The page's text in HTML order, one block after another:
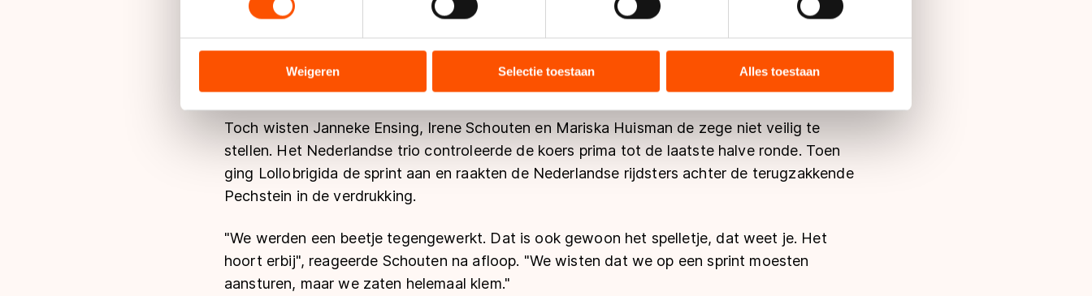
analyseren. We delen informatie over uw gebruik van onze site met onze partners voor social media, advertenties en
analyse. Zij kunnen deze combineren met andere gegevens die u aan hen heeft verstrekt of die zij hebben verzameld via
hun services. Sommige partners kunnen gegevens doorgeven aan landen buiten de EU, zoals de VS, waar mogelijk geen
adequaat beschermingsniveau geldt volgens de GDPR. Door op ‘Toestaan’ te klikken, stemt u in met deze overdracht.
Meer informatie vindt u in ons cookiebeleid.
Weigeren Selectie toestaan Alles toestaan
Op voorhand leek de mass start bij de dames een ongelijke strijd te worden. Van de slechts
negen deelneemsters waren er drie van Nederlandse afkomst. De overige rijdsters moesten
het zonder land- en dus ploeggenoten stellen.
Toch wisten Janneke Ensing, Irene Schouten en Mariska Huisman de zege niet veilig te
stellen. Het Nederlandse trio controleerde de koers prima tot de laatste halve ronde. Toen
ging Lollobrigida de sprint aan en raakten de Nederlandse rijdsters achter de terugzakkende
Pechstein in de verdrukking.
"We werden een beetje tegengewerkt. Dat is ook gewoon het spelletje, dat weet je. Het
hoort erbij", reageerde Schouten na afloop. "We wisten dat we op een sprint moesten
aansturen, maar we zaten helemaal klem."